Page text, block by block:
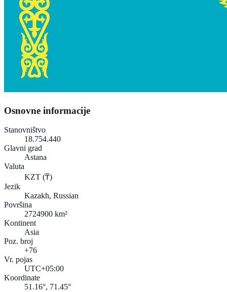
Osnovne informacije
Stanovništvo
18.754.440
Glavni grad
Astana
Valuta
KZT (₸)
Jezik
Kazakh, Russian
Površina
2724900 km²
Kontinent
Asia
Poz. broj
+76
Vr. pojas
UTC+05:00
Koordinate
51.16°, 71.45°